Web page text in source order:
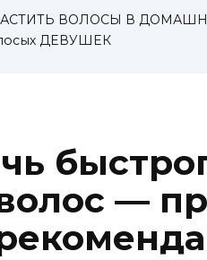
ВОЛОСЫ В
ДЕВУШЕК
—